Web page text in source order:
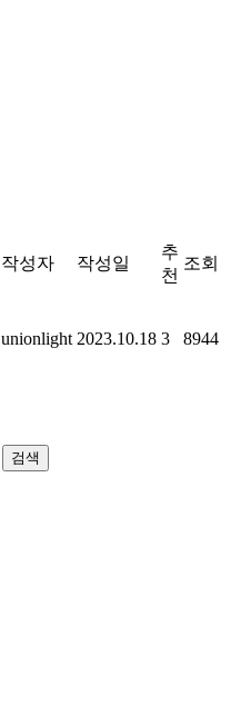
작성자 작성일
추
천
조회
unionlight 2023.10.18 3 8944
검색